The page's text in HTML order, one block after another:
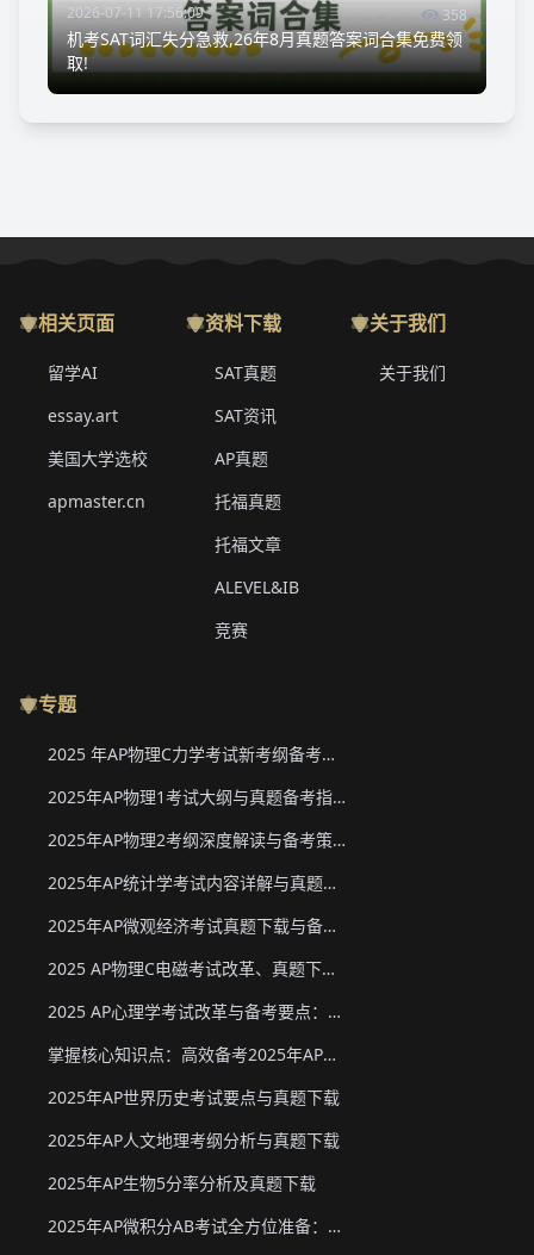
2026-07-11 17:56:09 358
机考SAT词汇失分急救,26年8月真题答案词合集免费领
取!
相关页面
留学AI
essay.art
美国大学选校
apmaster.cn
资料下载
SAT真题
SAT资讯
AP真题
托福真题
托福文章
ALEVEL&IB
竞赛
关于我们
关于我们
专题
2025 年AP物理C力学考试新考纲备考要点与真题下载
2025年AP物理1考试大纲与真题备考指南
2025年AP物理2考纲深度解读与备考策略
2025年AP统计学考试内容详解与真题教材下载
2025年AP微观经济考试真题下载与备考要点
2025 AP物理C电磁考试改革、真题下载与备考要点
2025 AP心理学考试改革与备考要点：真题下载&教材推荐
掌握核心知识点：高效备考2025年AP化学
2025年AP世界历史考试要点与真题下载
2025年AP人文地理考纲分析与真题下载
2025年AP生物5分率分析及真题下载
2025年AP微积分AB考试全方位准备：真题资源、考试形式与策略